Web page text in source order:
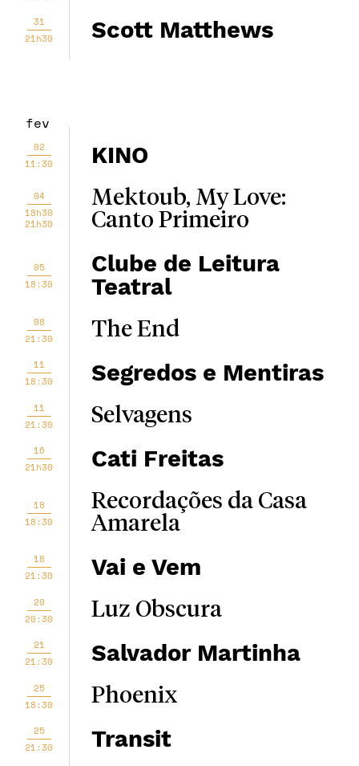
31
21h30
Scott Matthews
fev
02
11:30
KINO
04
18h30
21h30
Mektoub, My Love:
Canto Primeiro
05
18:30
Clube de Leitura
Teatral
08
21:30
The End
11
18:30
Segredos e Mentiras
11
21:30
Selvagens
16
21h30
Cati Freitas
18
18:30
Recordações da Casa
Amarela
18
21:30
Vai e Vem
20
20:30
Luz Obscura
21
21:30
Salvador Martinha
25
18:30
Phoenix
25
21:30
Transit